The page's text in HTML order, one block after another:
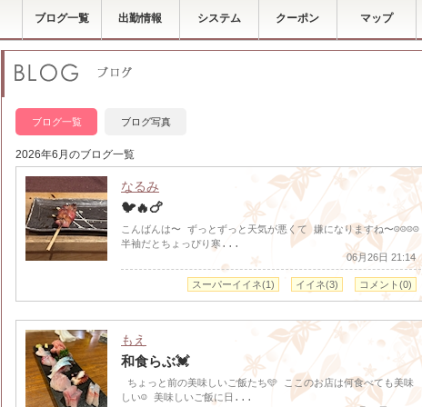
ブログ一覧 出勤情報 システム クーポン マップ
ブログ一覧 ブログ写真
2026年6月のブログ一覧
なるみ
🐦🔥🍗
こんばんは〜 ずっとずっと天気が悪くて 嫌になりますね〜☹️☹️☹️☹️
半袖だとちょっぴり寒...
06月26日 21:14
スーパーイイネ(1) イイネ(3) コメント(0)
もえ
和食らぶ💓
ちょっと前の美味しいご飯たち🩵 ここのお店は何食べても美味
しい☺️ 美味しいご飯に日...